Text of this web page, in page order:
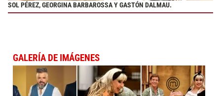
SOL PÉREZ, GEORGINA BARBAROSSA Y GASTÓN DALMAU.
GALERÍA DE IMÁGENES